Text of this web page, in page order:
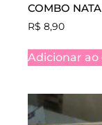
COMBO
R$ 8,90
Adicionar